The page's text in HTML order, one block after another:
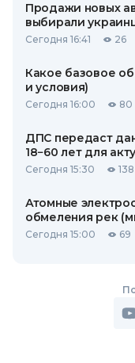
Продажи новых
выбирали
Сегодня 16:41 26
Какое базовое
и условия)
Сегодня 16:00 80
ДПС передаст
18−60 лет для
Сегодня 15:30 138
Атомные
обмеления рек
Сегодня 15:00 69